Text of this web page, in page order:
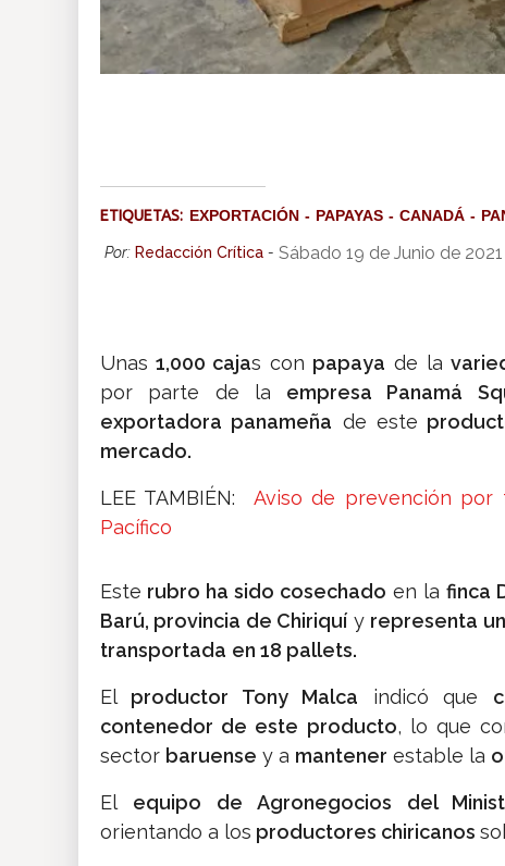
ETIQUETAS: EXPORTACIÓN PAPAYAS CANADÁ
Por: Redacción Crítica - Sábado 19 de Junio de 2021
Unas 1,000 cajas con papaya de la
por parte de la empresa Panamá
exportadora panameña de este
mercado.
LEE TAMBIÉN:
Aviso de prevención por
Pacífico
Este rubro ha sido cosechado en la finca
Barú, provincia de Chiriquí y representa
transportada en 18 pallets.
El productor Tony Malca indicó que
contenedor de este producto, lo que
sector baruense y a mantener estable la
El equipo de Agronegocios del
orientando a los productores chiricanos